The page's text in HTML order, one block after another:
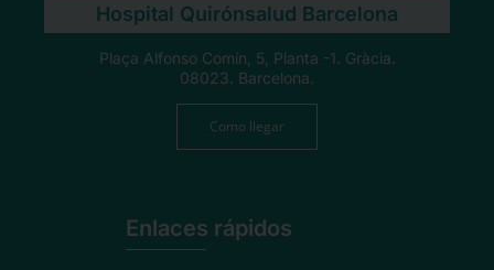
Enlaces rápidos
Hospital Quirónsalud Barcelona
Plaça Alfonso Comín, 5, Planta -1. Gràcia.
08023. Barcelona.
Como llegar